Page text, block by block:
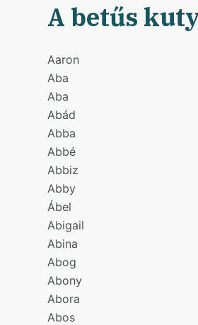
A betűs
Aaron
Aba
Aba
Abád
Abba
Abbé
Abbiz
Abby
Ábel
Abigail
Abina
Abog
Abony
Abora
Abos